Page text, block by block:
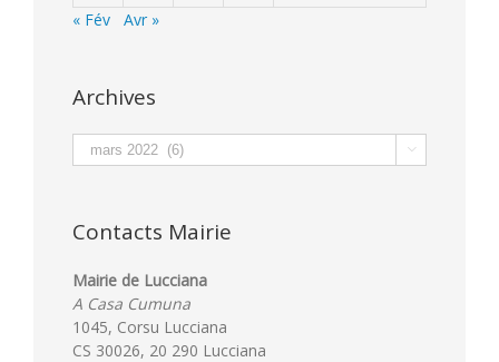
« Fév Avr »
Archives
Archives 
Contacts Mairie
Mairie de Lucciana
A Casa Cumuna
1045, Corsu Lucciana
CS 30026, 20 290 Lucciana